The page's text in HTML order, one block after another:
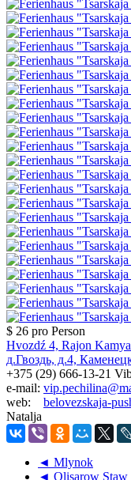
$ 26 pro Person
Hvozdź 4, Rajon
д.Гвоздь, д.4,
+375 (29) 666-13-21
e-mail:
web: belovezskaja-
Natalja
◄ Mlynok
◄ Olisarow Staw